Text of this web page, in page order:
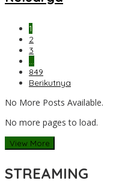
1
2
3
…
849
Berikutnya
No More Posts Available.
No more pages to load.
View More
STREAMING